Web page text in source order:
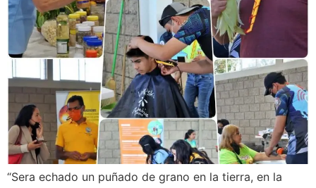
“Sera echado un puñado de grano en la tierra, en la